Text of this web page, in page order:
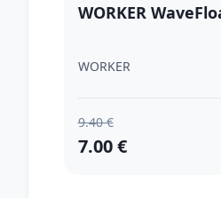
WORKER
WORKER
9.40 €
7.00 €